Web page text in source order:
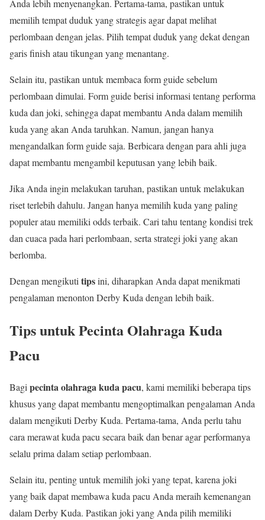
Anda lebih menyenangkan. Pertama-tama, pastikan untuk
memilih tempat duduk yang strategis agar dapat melihat
perlombaan dengan jelas. Pilih tempat duduk yang dekat dengan
garis finish atau tikungan yang menantang.
Selain itu, pastikan untuk membaca form guide sebelum
perlombaan dimulai. Form guide berisi informasi tentang performa
kuda dan joki, sehingga dapat membantu Anda dalam memilih
kuda yang akan Anda taruhkan. Namun, jangan hanya
mengandalkan form guide saja. Berbicara dengan para ahli juga
dapat membantu mengambil keputusan yang lebih baik.
Jika Anda ingin melakukan taruhan, pastikan untuk melakukan
riset terlebih dahulu. Jangan hanya memilih kuda yang paling
populer atau memiliki odds terbaik. Cari tahu tentang kondisi trek
dan cuaca pada hari perlombaan, serta strategi joki yang akan
berlomba.
Dengan mengikuti tipsini, diharapkan Anda dapat menikmati
pengalaman menonton Derby Kuda dengan lebih baik.
Tips untuk Pecinta Olahraga Kuda
Pacu
Bagipecinta olahraga kuda pacu, kami memiliki beberapa tips
khusus yang dapat membantu mengoptimalkan pengalaman Anda
dalam mengikuti Derby Kuda. Pertama-tama, Anda perlu tahu
cara merawat kuda pacu secara baik dan benar agar performanya
selalu prima dalam setiap perlombaan.
Selain itu, penting untuk memilih joki yang tepat, karena joki
yang baik dapat membawa kuda pacu Anda meraih kemenangan
dalam Derby Kuda. Pastikan joki yang Anda pilih memiliki